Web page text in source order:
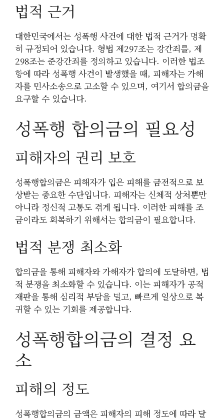
법적 근거
대한민국에서는 성폭행 사건에 대한 법적 근거가 명확
히 규정되어 있습니다. 형법 제297조는 강간죄를, 제
298조는 준강간죄를 정의하고 있습니다. 이러한 법조
항에 따라 성폭행 사건이 발생했을 때, 피해자는 가해
자를 민사소송으로 고소할 수 있으며, 여기서 합의금을
요구할 수 있습니다.
성폭행 합의금의 필요성
피해자의 권리 보호
성폭행합의금은 피해자가 입은 피해를 금전적으로 보
상받는 중요한 수단입니다. 피해자는 신체적 상처뿐만
아니라 정신적 고통도 겪게 됩니다. 이러한 피해를 조
금이라도 회복하기 위해서는 합의금이 필요합니다.
법적 분쟁 최소화
합의금을 통해 피해자와 가해자가 합의에 도달하면, 법
적 분쟁을 최소화할 수 있습니다. 이는 피해자가 공적
재판을 통해 심리적 부담을 덜고, 빠르게 일상으로 복
귀할 수 있는 기회를 제공합니다.
성폭행합의금의 결정 요
소
피해의 정도
성폭행합의금의 금액은 피해자의 피해 정도에 따라 달